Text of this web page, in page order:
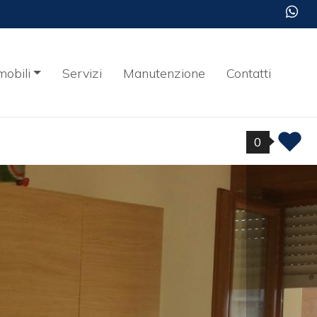
Servizi Manutenzione Contatti
0